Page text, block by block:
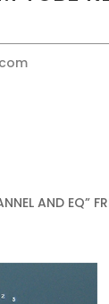
AND EQ”